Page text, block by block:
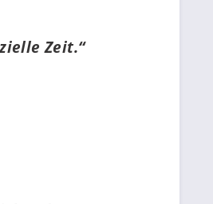
Zeit.“